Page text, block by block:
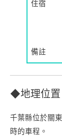
住宿
備註
◆地理位置
千葉縣位於關
時的車程。